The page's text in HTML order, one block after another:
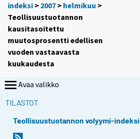
indeksi > 2007 > helmikuu >
Teollisuustuotannon
kausitasoitettu
muutosprosentti edellisen
vuoden vastaavasta
kuukaudesta
Avaa valikko
TILASTOT
Teollisuustuotannon volyymi-indeksi